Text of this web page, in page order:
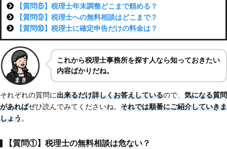
【質問⑧】税理士年末調整どこまで頼める？
【質問⑨】税理士への無料相談はどこまで？
【質問⑩】税理士に確定申告だけの料金は？
これから税理士事務所を探す人なら知っておきたい
内容ばかりだね。
それぞれの質問に出来るだけ詳しくお答えしているので、 気になる質問
があればぜひ読んでみてくださいね。 それでは順番にご紹介していきま
しょう。
【質問①】税理士の無料相談は危ない？